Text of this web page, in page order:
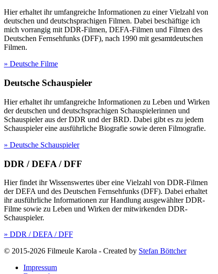
Hier erhaltet ihr umfangreiche Informationen zu einer Vielzahl von
deutschen und deutschsprachigen Filmen. Dabei beschäftige ich
mich vorrangig mit DDR-Filmen, DEFA-Filmen und Filmen des
Deutschen Fernsehfunks (DFF), nach 1990 mit gesamtdeutschen
Filmen.
» Deutsche Filme
Deutsche Schauspieler
Hier erhaltet ihr umfangreiche Informationen zu Leben und Wirken
der deutschen und deutschsprachigen Schauspielerinnen und
Schauspieler aus der DDR und der BRD. Dabei gibt es zu jedem
Schauspieler eine ausführliche Biografie sowie deren Filmografie.
» Deutsche Schauspieler
DDR / DEFA / DFF
Hier findet ihr Wissenswertes über eine Vielzahl von DDR-Filmen
der DEFA und des Deutschen Fernsehfunks (DFF). Dabei erhaltet
ihr ausführliche Informationen zur Handlung ausgewählter DDR-
Filme sowie zu Leben und Wirken der mitwirkenden DDR-
Schauspieler.
» DDR / DEFA / DFF
© 2015-2026 Filmeule Karola - Created by Stefan Böttcher
Impressum